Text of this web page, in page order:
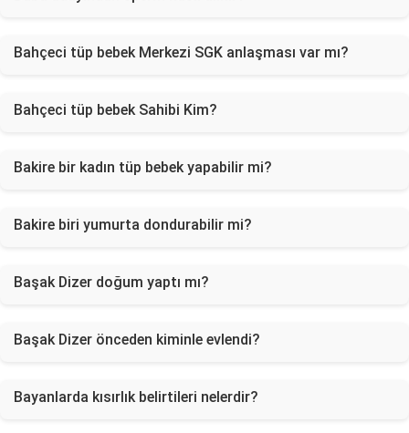
Bahçeci tüp bebek Merkezi SGK anlaşması var mı?
Bahçeci tüp bebek Sahibi Kim?
Bakire bir kadın tüp bebek yapabilir mi?
Bakire biri yumurta dondurabilir mi?
Başak Dizer doğum yaptı mı?
Başak Dizer önceden kiminle evlendi?
Bayanlarda kısırlık belirtileri nelerdir?